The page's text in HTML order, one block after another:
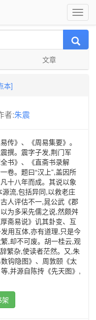
文章
本]
者:朱震
传》、《周易集要》。
撰。震字子发,荆门军
书》、《直斋书录解
卷。题曰“汉上”,盖因所
十八年而成。其说以象
源流,包括异同,以救老庄
人评估不一,晁公武《郡
为多采先儒之说,然颇舛
斋易说》讥其卦变、互
用互体,亦有道理,只是今
,却不可废。胡一桂云,观
繁杂,使读者茫然。又,朱
钩隐图》、周敦颐《太
,并源自陈抟《先天图》,